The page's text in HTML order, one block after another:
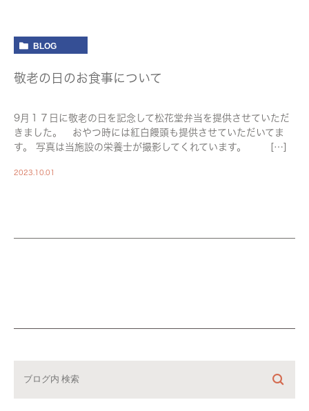
BLOG
敬老の日のお食事について
9月１７日に敬老の日を記念して松花堂弁当を提供させていただ
きました。 おやつ時には紅白饅頭も提供させていただいてま
す。 写真は当施設の栄養士が撮影してくれています。 […]
2023.10.01